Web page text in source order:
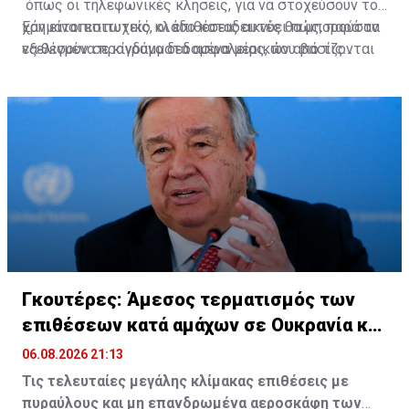
όπως οι τηλεφωνικές κλήσεις, για να στοχεύσουν τον
χρηματοπιστωτικό κλάδο καταδεικνύει πώς, παρά τα
εξελιγμένα προγράμματα ασφαλείας, που βασίζονται
αποτελεσματικών.
Εάν είναι επιτυχείς, οι επιθέσεις αυτές θα μπορούσαν
να θέσουν σε κίνδυνο δεδομένα μερικών από τις
Γκουτέρες: Άμεσος τερματισμός των
επιθέσεων κατά αμάχων σε Ουκρανία και
Ρωσία
06.08.2026 21:13
Τις τελευταίες μεγάλης κλίμακας επιθέσεις με
πυραύλους και μη επανδρωμένα αεροσκάφη των